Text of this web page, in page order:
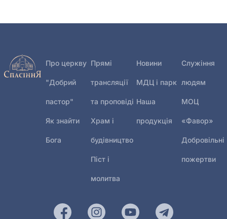
Про церкву
"Добрий
пастор"
Як знайти
Бога
Прямі
трансляції
та проповіді
Храм і
будівництво
Піст і
молитва
Новини
МДЦ і парк
Наша
продукція
Служіння
людям
МОЦ
«Фавор»
Добровільні
пожертви